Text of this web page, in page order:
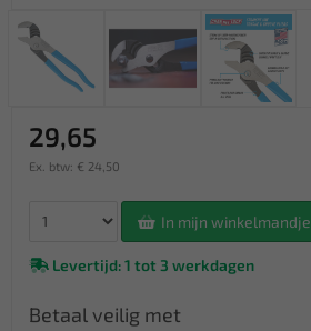
29,65
Ex. btw: € 24,50
In mijn winkelmandje
Levertijd: 1 tot 3 werkdagen
Betaal veilig met